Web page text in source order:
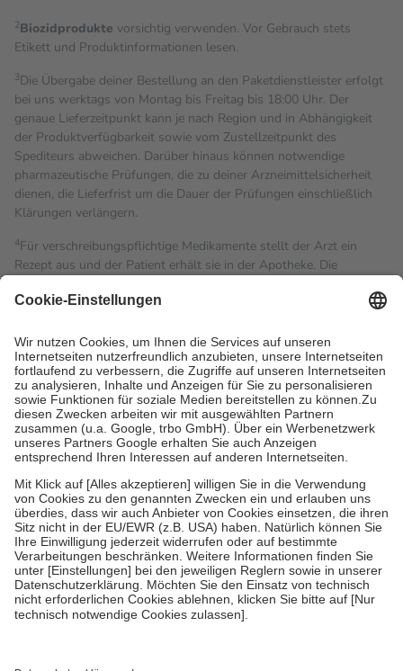
2Biozidprodukte vorsichtig verwenden. Vor Gebrauch stets
Etikett und Produktinformationen lesen.
3Die Übergabe deiner Bestellung an den Paketdienstleister erfolgt
bei uns werktags von Montag bis Freitag bis 18:00 Uhr. Der
genaue Lieferzeitpunkt kann je nach Region und in Abhängigkeit
der Produktverfügbarkeit sowie vom Zustellzeitpunkt des
Spediteurs abweichen. Darüber hinaus können notwendige
pharmazeutische Prüfungen, die zu deiner Arzneimittelsicherheit
dienen, die Lieferfrist um die Dauer der Prüfungen einschließlich
Klärungen verlängern.
4Für verschreibungspflichtige Medikamente stellt der Arzt ein
Rezept aus und der Patient erhält sie in der Apotheke. Die
Kosten dafür, der Versicherte trägt einen Teil davon als Zuzahlung
Grundsätzlich leisten Mitglieder Zuzahlungen in Höhe von zehn
Prozent des Abgabepreises,mindestensjedochfünf Euround
höchstens zehn Euro.Es sind jedoch nie mehr als die
tatsächlichen Kosten der Leistung zu entrichten.
Diese Regeln gelten grundsätzlich auch für Online-Apotheken.
Bei Heilmitteln und häuslicher Krankenpflege beträgt die
Zuzahlung zehn Prozent der Kosten sowie zehn Euro je
Um das Engagement der Versicherten für ihre eigene Gesundheit
zu stärken und die besondere Stellung der Familie zu unterstützen,
fallenkeine Zuzahlungenan bei:
• Kindern und Jugendlichen bis zum vollendeten 18. Lebensjahr
mit Ausnahme der Fahrkosten
• Untersuchungen zur Vorsorge und Früherkennung, die von der
GKV getragen werden
• empfohlenen Schutzimpfungen